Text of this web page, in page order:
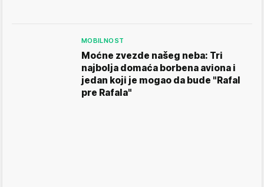
MOBILNOST
Moćne zvezde našeg neba: Tri
najbolja domaća borbena aviona i
jedan koji je mogao da bude "Rafal
pre Rafala"